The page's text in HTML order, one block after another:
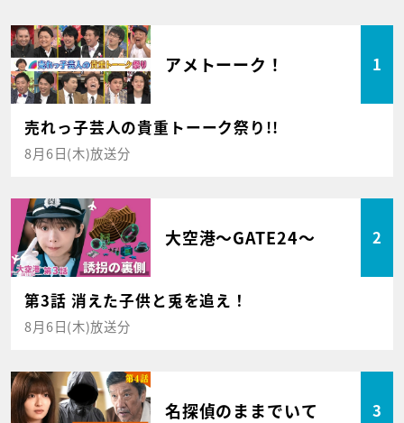
アメトーーク！ 1
売れっ子芸人の貴重トーーク祭り!!
8月6日(木)放送分
大空港～GATE24～ 2
第3話 消えた子供と兎を追え！
8月6日(木)放送分
名探偵のままでいて 3